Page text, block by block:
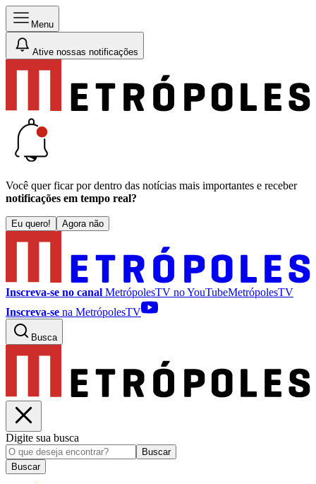
Menu
Ative nossas notificações
Você quer ficar por dentro das notícias mais importantes e receber
notificações em tempo real?
Eu quero! Agora não
Inscreva-se no canal MetrópolesTV noYouTubeMetrópolesTV
Inscreva-se na MetrópolesTV
Busca
Digite sua busca
Buscar
Buscar